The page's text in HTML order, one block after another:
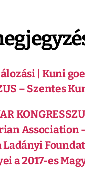
| Kuni
– Szentes
Association
Ladányi
a 2017-es